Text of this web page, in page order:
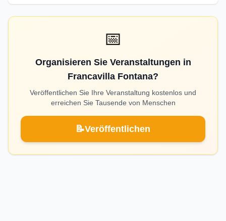
📅
Organisieren Sie Veranstaltungen in
Francavilla Fontana?
Veröffentlichen Sie Ihre Veranstaltung kostenlos und
erreichen Sie Tausende von Menschen
📝Veröffentlichen